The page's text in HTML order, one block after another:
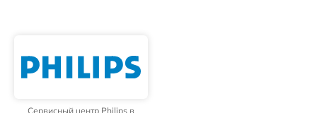
Сервисный центр Philips в